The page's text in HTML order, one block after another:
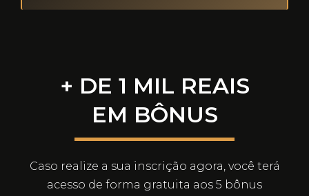
+ DE 1 MIL REAIS
EM BÔNUS
Caso realize a sua inscrição agora, você terá
acesso de forma gratuita aos 5 bônus